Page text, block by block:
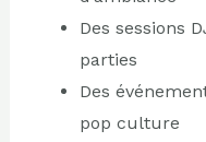
Des sessions
parties
Des
pop culture